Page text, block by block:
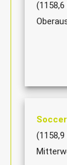
(1158,6
(1158,9